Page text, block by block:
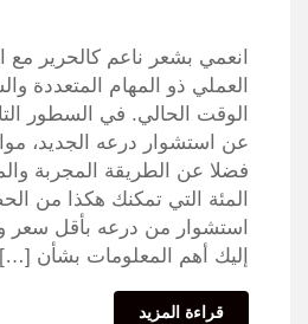
انعمي بشعر ناعم كالحرير
العملي ذو المهام المتعددة
الوقت الحالي. في السطور
عن استشوار درعه الجديد،
فضلا عن الطريقة المجربة
المئة التي تمكنك هكذا من
إليك أهم المعلومات بشأن […]
قراءة المزيد